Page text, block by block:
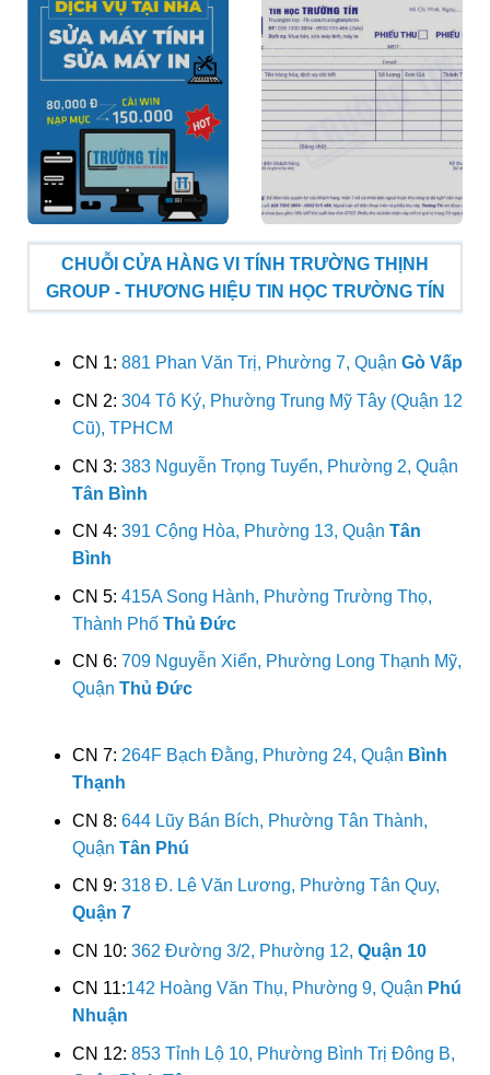
CHUỖI CỬA HÀNG VI TÍNH TRƯỜNG THỊNH
GROUP - THƯƠNG HIỆU TIN HỌC TRƯỜNG TÍN
CN 1: 881 Phan Văn Trị, Phường 7, Quận Gò Vấp
CN 2: 304 Tô Ký, Phường Trung Mỹ Tây (Quận 12
Cũ), TPHCM
CN 3: 383 Nguyễn Trọng Tuyển, Phường 2, Quận
Tân Bình
CN 4: 391 Cộng Hòa, Phường 13, Quận Tân
Bình
CN 5: 415A Song Hành, Phường Trường Thọ,
Thành Phố Thủ Đức
CN 6: 709 Nguyễn Xiển, Phường Long Thạnh Mỹ,
Quận Thủ Đức
CN 7: 264F Bạch Đằng, Phường 24, Quận Bình
Thạnh
CN 8: 644 Lũy Bán Bích, Phường Tân Thành,
Quận Tân Phú
CN 9: 318 Đ. Lê Văn Lương, Phường Tân Quy,
Quận 7
CN 10: 362 Đường 3/2, Phường 12, Quận 10
CN 11:142 Hoàng Văn Thụ, Phường 9, Quận Phú
Nhuận
CN 12: 853 Tỉnh Lộ 10, Phường Bình Trị Đông B,